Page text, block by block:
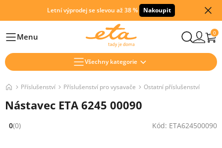
Letní výprodej se slevou až 38 % Nakoupit
HlavníMenu 0
Všechny kategorie
Příslušenství Příslušenství pro vysavače Ostatní příslušenství
Nástavec ETA 6245 00090
Hodnocení: 0 z 5 (0 recenzí)
0(0) Kód: ETA624500090